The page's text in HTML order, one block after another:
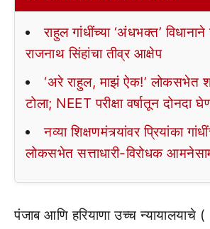
राहुल गांधींच्या ‘अंधभक्त’
राजनाथ सिंहांचा तीव्र आक्षेप
‘अरे राहुल, माझं ऐक!’ लोकसभेत
टोला; NEET परीक्षा वर्षातून दोनदा
नव्या शिक्षणमंत्र्यांवर प्रियांका
लोकसभेत सत्ताधारी-विरोधक
पंजाब आणि हरियाणा उच्च